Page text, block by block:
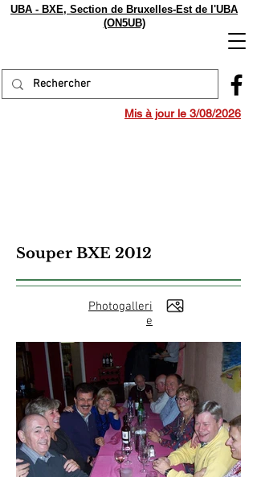
UBA - BXE, Section de Bruxelles-Est de l'UBA
(ON5UB)
Mis à jour le 3/08/2026
Souper BXE 2012
Photogalleri
e